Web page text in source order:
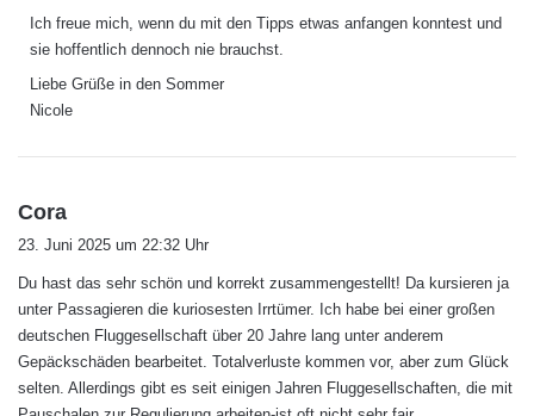
Ich freue mich, wenn du mit den Tipps etwas anfangen konntest und
sie hoffentlich dennoch nie brauchst.
Liebe Grüße in den Sommer
Nicole
Cora
a
t
:
23. Juni 2025 um 22:32 Uhr
Du hast das sehr schön und korrekt zusammengestellt! Da kursieren ja
unter Passagieren die kuriosesten Irrtümer. Ich habe bei einer großen
deutschen Fluggesellschaft über 20 Jahre lang unter anderem
Gepäckschäden bearbeitet. Totalverluste kommen vor, aber zum Glück
selten. Allerdings gibt es seit einigen Jahren Fluggesellschaften, die mit